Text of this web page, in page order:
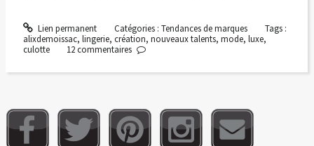
Lien permanent Catégories : Tendances de marques
Tags :
alixdemoissac, lingerie, création, nouveaux talents, mode, luxe,
culotte
12commentaires